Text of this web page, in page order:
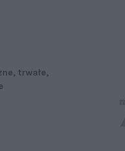
trwałe,